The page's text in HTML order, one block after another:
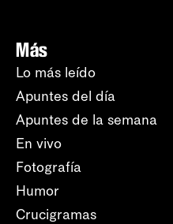
Más
Lo más leído
Apuntes del día
Apuntes de la semana
En vivo
Fotografía
Humor
Crucigramas